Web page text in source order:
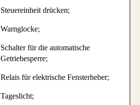
Steuereinheit drücken;
Warnglocke;
Schalter für die automatische
Getriebesperre;
Relais für elektrische Fensterheber;
Tageslicht;